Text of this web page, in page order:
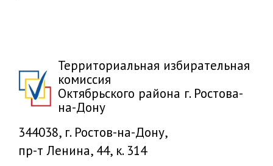
Территориальная избирательная
комиссия
Октябрьского района г. Ростова-
на-Дону
344038, г. Ростов-на-Дону,
пр-т Ленина, 44, к. 314